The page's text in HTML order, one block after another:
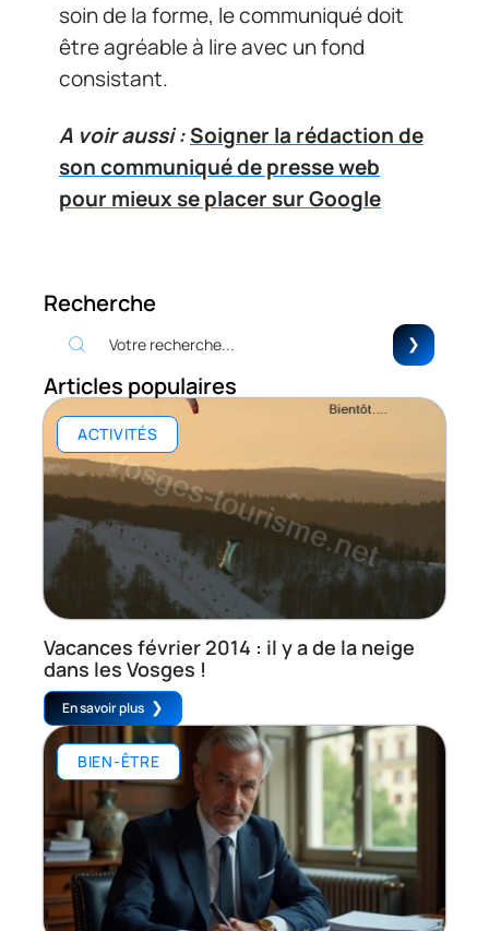
soin de la forme, le communiqué doit
être agréable à lire avec un fond
consistant.
A voir aussi :Soigner la rédaction de
son communiqué de presse web
pour mieux se placer sur Google
Recherche
Articles populaires
ACTIVITÉS
Vacances février 2014 : il y a de la neige
dans les Vosges !
En savoir plus
BIEN-ÊTRE